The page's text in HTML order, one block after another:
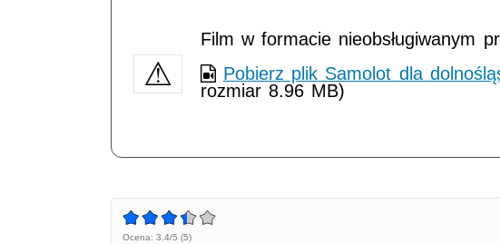
Film w formacie nieobsługiwanym
Pobierz plik Samolot dla
rozmiar 8.96 MB)
Ocena: 3.4/5 (5)